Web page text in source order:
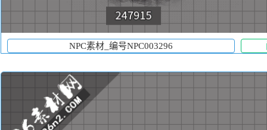
NPC素材_编号NPC003296